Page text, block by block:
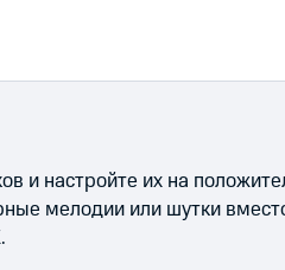
и настройте их на
мелодии или шутки